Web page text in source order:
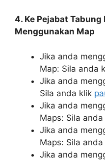
4. Ke Pejabat Tabung
Menggunakan Map
Jika anda
Map: Sila anda
Jika anda
Sila anda klik
Jika anda
Maps: Sila anda
Jika anda
Maps: Sila anda
Jika anda